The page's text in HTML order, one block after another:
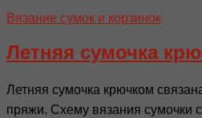
Вязание сумок и корзинок
Летняя сумочка
Летняя сумочка крючком
пряжи. Схему вязания сумочки